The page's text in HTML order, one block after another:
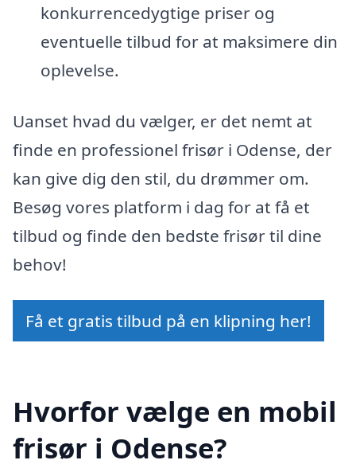
konkurrencedygtige priser og
eventuelle tilbud for at maksimere din
oplevelse.
Uanset hvad du vælger, er det nemt at
finde en professionel frisør i Odense, der
kan give dig den stil, du drømmer om.
Besøg vores platform i dag for at få et
tilbud og finde den bedste frisør til dine
behov!
Få et gratis tilbud på en klipning her!
Hvorfor vælge en mobil
frisør i Odense?